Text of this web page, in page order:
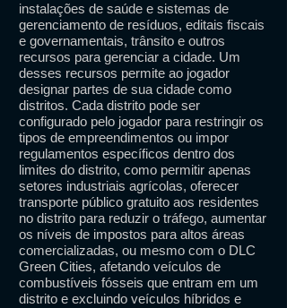
instalações de saúde e sistemas de
gerenciamento de resíduos, editais fiscais
e governamentais, trânsito e outros
recursos para gerenciar a cidade. Um
desses recursos permite ao jogador
designar partes de sua cidade como
distritos. Cada distrito pode ser
configurado pelo jogador para restringir os
tipos de empreendimentos ou impor
regulamentos específicos dentro dos
limites do distrito, como permitir apenas
setores industriais agrícolas, oferecer
transporte público gratuito aos residentes
no distrito para reduzir o tráfego, aumentar
os níveis de impostos para altos áreas
comercializadas, ou mesmo com o DLC
Green Cities, afetando veículos de
combustíveis fósseis que entram em um
distrito e excluindo veículos híbridos e